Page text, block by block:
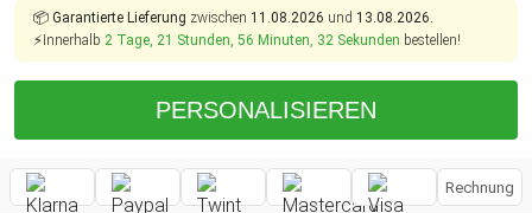
📦 Garantierte Lieferung zwischen 11.08.2026 und 13.08.2026.
⚡Innerhalb 2 Tage, 21 Stunden, 56 Minuten, 31 Sekunden bestellen!
PERSONALISIEREN
Rechnung